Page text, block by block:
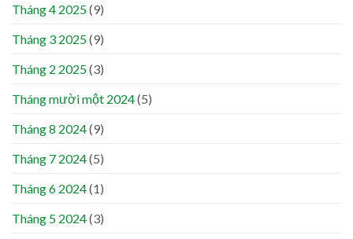
Tháng 4 2025(9)
Tháng 3 2025(9)
Tháng 2 2025(3)
Tháng mười một 2024(5)
Tháng 8 2024(9)
Tháng 7 2024(5)
Tháng 6 2024(1)
Tháng 5 2024(3)